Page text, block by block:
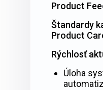
Product
Štandardy
Product
Rýchlosť
Úloha